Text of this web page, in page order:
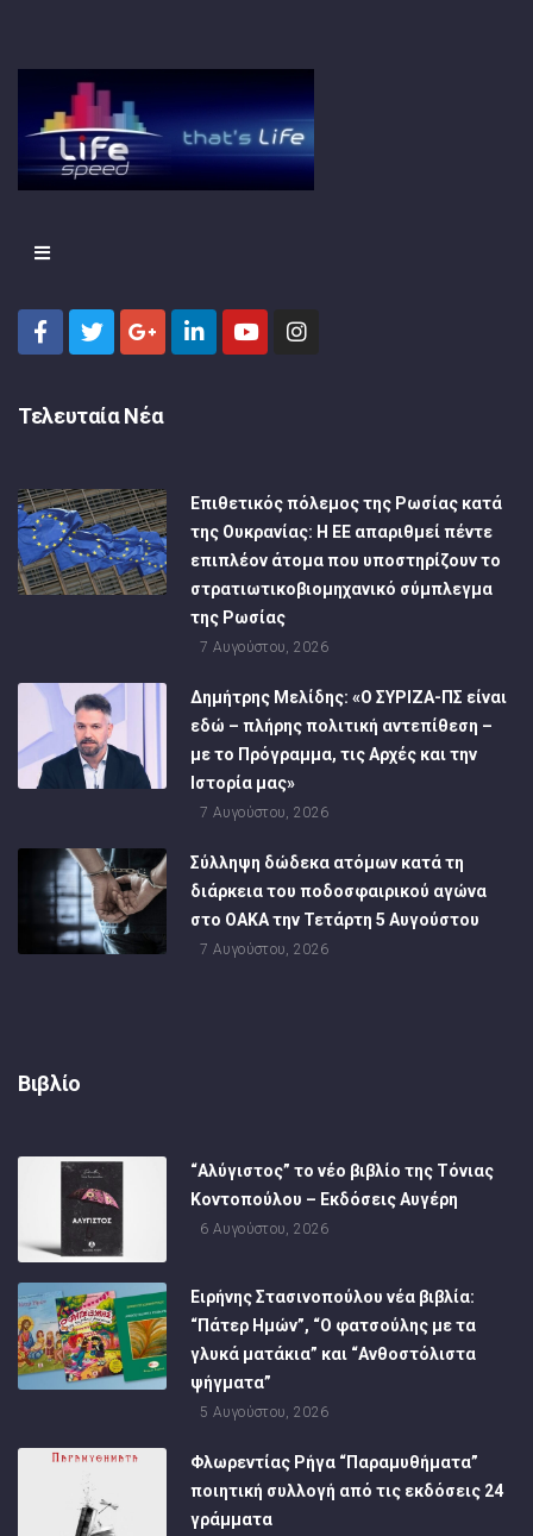
Τελευταία Νέα
Επιθετικός πόλεμος της Ρωσίας κατά
της Ουκρανίας: Η ΕΕ απαριθμεί πέντε
επιπλέον άτομα που υποστηρίζουν το
στρατιωτικοβιομηχανικό σύμπλεγμα
της Ρωσίας
7 Αυγούστου, 2026
Δημήτρης Μελίδης: «Ο ΣΥΡΙΖΑ-ΠΣ είναι
εδώ – πλήρης πολιτική αντεπίθεση –
με το Πρόγραμμα, τις Αρχές και την
Ιστορία μας»
7 Αυγούστου, 2026
Σύλληψη δώδεκα ατόμων κατά τη
διάρκεια του ποδοσφαιρικού αγώνα
στο ΟΑΚΑ την Τετάρτη 5 Αυγούστου
7 Αυγούστου, 2026
Βιβλίο
“Αλύγιστος” το νέο βιβλίο της Τόνιας
Κοντοπούλου – Εκδόσεις Αυγέρη
6 Αυγούστου, 2026
Ειρήνης Στασινοπούλου νέα βιβλία:
“Πάτερ Ημών”, “Ο φατσούλης με τα
γλυκά ματάκια” και “Ανθοστόλιστα
ψήγματα”
5 Αυγούστου, 2026
Φλωρεντίας Ρήγα “Παραμυθήματα”
ποιητική συλλογή από τις εκδόσεις 24
γράμματα